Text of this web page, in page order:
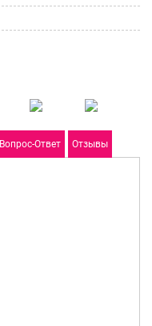
Вопрос-Ответ Отзывы